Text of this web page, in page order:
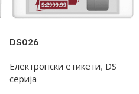
DS026
Електронски етикети, DS
серија